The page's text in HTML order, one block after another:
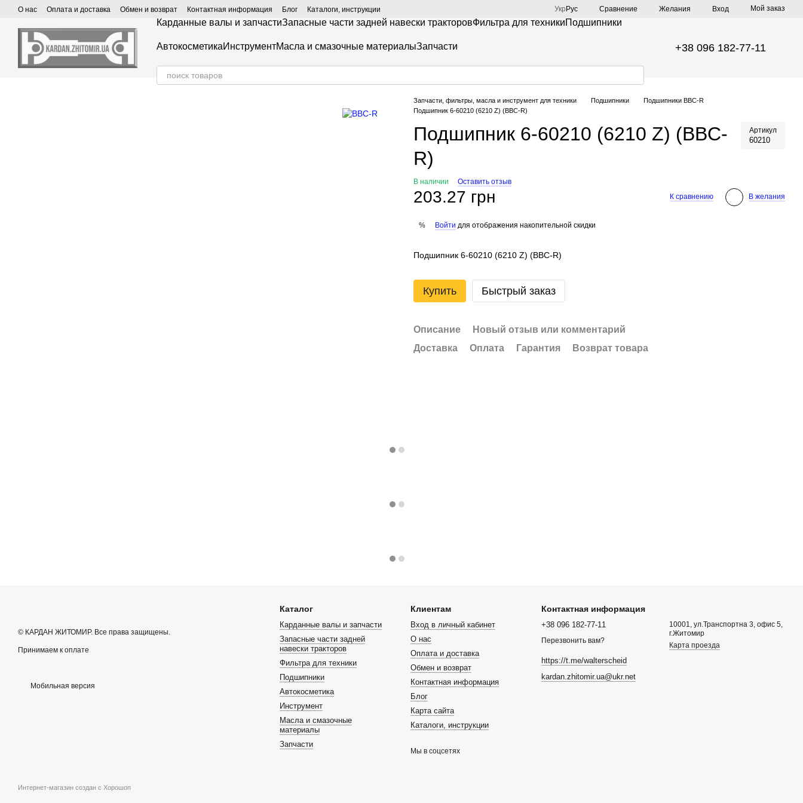
Перейти к основному контенту
О нас Оплата и доставка Обмен и возврат Контактная информация Блог Каталоги, инструкции Укр Рус Сравнение Желания Вход Мой заказ
Карданные валы и запчастиЗапасные части задней навески тракторовФильтра для техникиПодшипники
АвтокосметикаИнструментМасла и смазочные материалыЗапчасти +38 096 182-77-11
Запчасти, фильтры, масла и инструмент для техники Подшипники
Подшипники BBC-R
Подшипник 6-60210 (6210 Z) (BBC-R)
Подшипник 6-60210 (6210 Z) (BBC-
R)
Артикул
60210
В наличии Оставить отзыв
203.27 грн К сравнению В желания
% Войти для отображения накопительной скидки
Подшипник 6-60210 (6210 Z) (BBC-R)
Купить Быстрый заказ
Описание
Новый отзыв или комментарий
Доставка
Оплата Гарантия Возврат товара
© КАРДАН ЖИТОМИР. Все права защищены.
Принимаем к оплате
Мобильная версия
Интернет-магазин создан с Хорошоп
Каталог
Карданные валы и запчасти
Запасные части задней
навески тракторов
Фильтра для техники
Подшипники
Автокосметика
Инструмент
Масла и смазочные
материалы
Запчасти
Клиентам
Вход в личный кабинет
О нас
Оплата и доставка
Обмен и возврат
Контактная информация
Блог
Карта сайта
Каталоги, инструкции
Мы в соцсетях
Контактная информация
+38 096 182-77-11
Перезвонить вам?
https://t.me/walterscheid
kardan.zhitomir.ua@ukr.net
10001, ул.Транспортна 3, офис 5,
г.Житомир
Карта проезда